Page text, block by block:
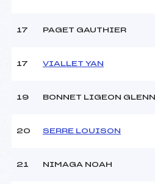
17 PAGET GAUTHIER
17 VIALLET YAN
19 BONNET LIGEON GLENN
20 SERRE LOUISON
21 NIMAGA NOAH